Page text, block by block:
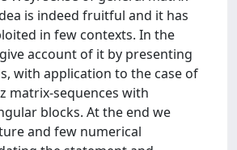
is indeed fruitful and it has
in few contexts. In the
account of it by presenting
with application to the case of
matrix-sequences with
blocks. At the end we
and few numerical